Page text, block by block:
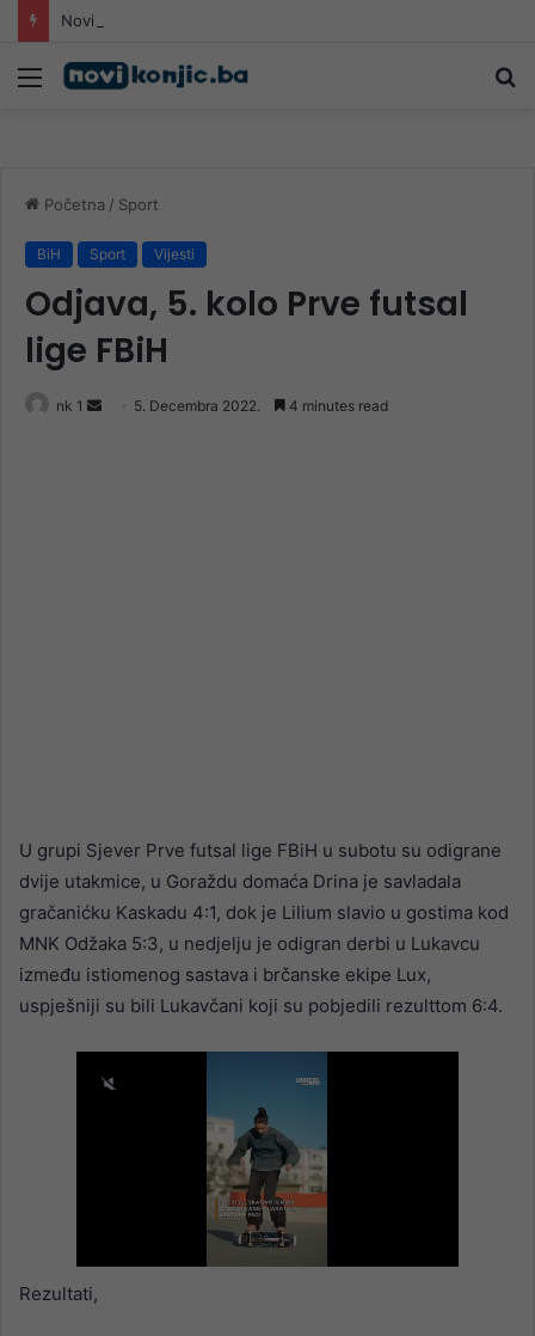
Novi pozivi iz policije, Suljagić: “Ćeraćemo se još”
Meni
Početna / Sport
BiH Sport Vijesti
Odjava, 5. kolo Prve futsal
lige FBiH
nk 1
Send 5. Decembra 2022. 4 minutes read
U grupi Sjever Prve futsal lige FBiH u subotu su odigrane
dvije utakmice, u Goraždu domaća Drina je savladala
gračanićku Kaskadu 4:1, dok je Lilium slavio u gostima kod
MNK Odžaka 5:3, u nedjelju je odigran derbi u Lukavcu
između istiomenog sastava i brčanske ekipe Lux,
uspješniji su bili Lukavčani koji su pobjedili rezulttom 6:4.
Rezultati,